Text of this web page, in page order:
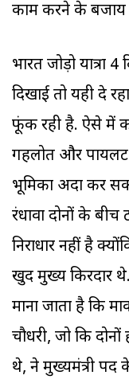
काम करने के बजाय
भारत जोड़ो यात्रा
दिखाई तो यही दे
फूंक रही है. ऐसे में
गहलोत और पायलट
भूमिका अदा कर
रंधावा दोनों के
निराधार नहीं है
खुद मुख्य किरदार
माना जाता है कि
चौधरी, जो कि
थे, ने मुख्यमंत्री पद